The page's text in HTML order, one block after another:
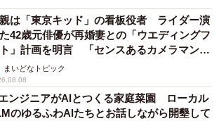
は「東京キッド」の看板役者 ライダー演
42歳元俳優が再婚妻との「ウエディングフ
」計画を明言 「センスあるカメラマン求
まいどなトピック
ンジニアがAIとつくる家庭菜園 ローカル
のゆるふわAIたちとお話しながら開墾して